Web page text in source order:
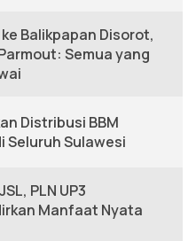
Balikpapan Disorot,
Semua yang
Distribusi BBM
Seluruh Sulawesi
PLN UP3
Manfaat Nyata